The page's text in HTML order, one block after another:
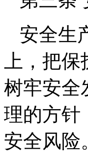
安全生
上，把
树牢安全
理的方针
安全风险